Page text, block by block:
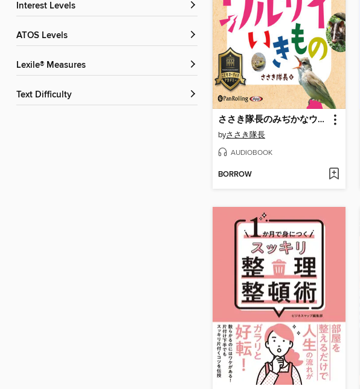
Interest Levels
ATOS Levels
Lexile® Measures
Text Difficulty
ささき隊長のみぢかなウルサイいきもの
byささき隊長
AUDIOBOOK
BORROW